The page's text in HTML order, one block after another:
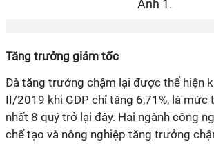
Tăng trưởng giảm tốc
Đà tăng trưởng chậm lại được thể hiện
II/2019 khi GDP chỉ tăng 6,71%, là
nhất 8 quý trở lại đây. Hai ngành công
chế tạo và nông nghiệp tăng trưởng